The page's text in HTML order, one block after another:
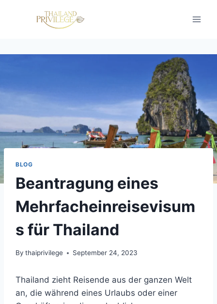
BLOG
Beantragung eines
Mehrfacheinreisevisum
s für Thailand
By thaiprivilege September 24, 2023
Thailand zieht Reisende aus der ganzen Welt
an, die während eines Urlaubs oder einer